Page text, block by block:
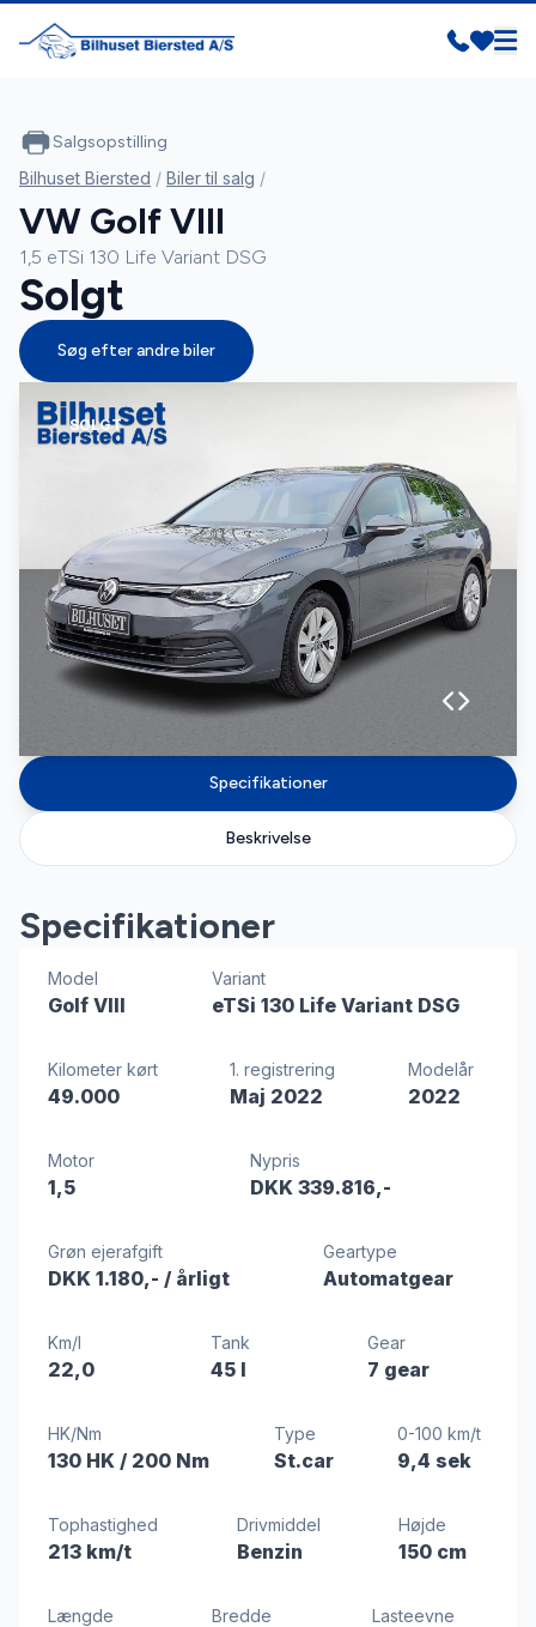
SOLGT
Specifikationer
Beskrivelse
Specifikationer
Model
Golf VIII
Variant
eTSi 130 Life Variant DSG
Kilometer kørt
49.000
1. registrering
Maj 2022
Modelår
2022
Motor
1,5
Nypris
DKK 339.816,-
Grøn ejerafgift
DKK 1.180,- / årligt
Geartype
Automatgear
Km/l
22,0
Tank
45 l
Gear
7 gear
HK/Nm
130 HK / 200 Nm
Type
St.car
0-100 km/t
9,4 sek
Tophastighed
213 km/t
Drivmiddel
Benzin
Højde
150 cm
Længde Bredde Lasteevne
Salgsopstilling
Bilhuset Biersted / Biler til salg /
VW Golf VIII
1,5 eTSi 130 Life Variant DSG
Solgt
Søg efter andre biler